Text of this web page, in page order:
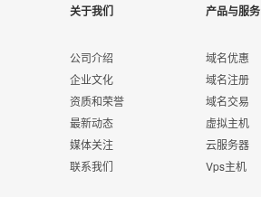
关于我们
公司介绍
企业文化
资质和荣誉
最新动态
媒体关注
联系我们
产品与服务
域名优惠
域名注册
域名交易
虚拟主机
云服务器
Vps主机